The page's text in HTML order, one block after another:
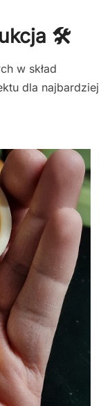
🛠️
w skład
dla najbardziej